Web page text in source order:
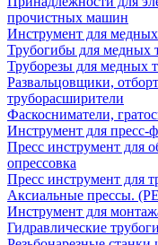
прочистных машин
Инструмент для
Трубогибы для медных
Труборезы для медных
Развальцовщики,
труборасширители
Фаскосниматели,
Инструмент для пресс-
Пресс инструмент для
опрессовка
Пресс инструмент для
Аксиальные прессы.
Инструмент для
Гидравлические